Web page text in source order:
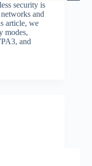
security is
and
article, we
modes,
and